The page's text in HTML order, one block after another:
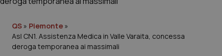
Governo e Parlamento
QS » Piemonte »
Asl CN1. Assistenza Medica in Valle Varaita, concessa
deroga temporanea ai massimali